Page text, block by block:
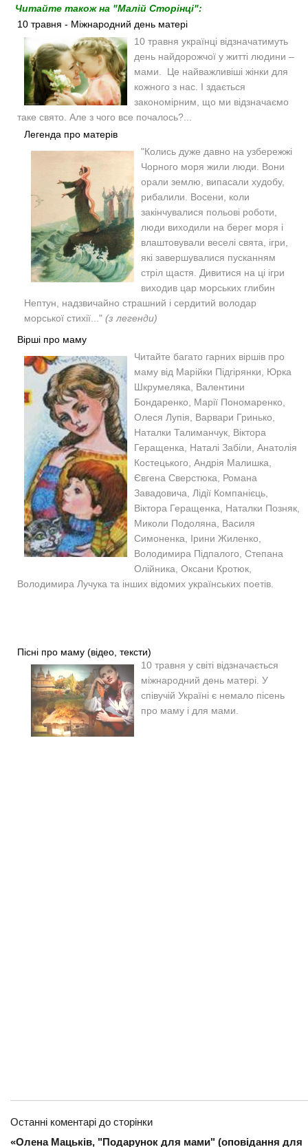
Читайте також на "Малій Сторінці":
10 травня - Міжнародний день матері
10 травня українці відзначатимуть
день найдорожчої у житті людини –
мами. Це найважливіші жінки для
кожного з нас. І здається
закономірним, що ми відзначаємо
таке свято. Але з чого все почалось?...
Легенда про матерів
"Колись дуже давно на узбережжі
Чорного моря жили люди. Вони
орали землю, випасали худобу,
рибалили. Восени, коли
закінчувалися польові роботи,
люди виходили на берег моря і
влаштовували веселі свята, ігри,
які завершувалися пусканням
стріл щастя. Дивитися на ці ігри
виходив цар морських глибин
Нептун, надзвичайно страшний і сердитий володар
морської стихії..." (з легенди)
Вірші про маму
Читайте багато гарних віршів про
маму від Марійки Підгірянки, Юрка
Шкрумеляка, Валентини
Бондаренко, Марії Пономаренко,
Олеся Лупія, Варвари Гринько,
Наталки Талиманчук, Віктора
Геращенка, Наталі Забіли, Анатолія
Костецького, Андрія Малишка,
Євгена Сверстюка, Романа
Завадовича, Лідії Компанієць,
Віктора Геращенка, Наталки Позняк,
Миколи Подоляна, Василя
Симоненка, Ірини Жиленко,
Володимира Підпалого, Степана
Олійника, Оксани Кротюк,
Володимира Лучука та інших відомих українських поетів.
Пісні про маму (відео, тексти)
10 травня у світі відзначається
міжнародний день матері. У
співучій Україні є немало пісень
про маму і для мами.
Останні коментарі до сторінки
«Олена Мацьків, "Подарунок для мами" (оповідання для